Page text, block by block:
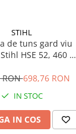
STIHL
de tuns gard viu
HSE 52, 460 W,
RON698,76 RON
IN STOC
IN COS